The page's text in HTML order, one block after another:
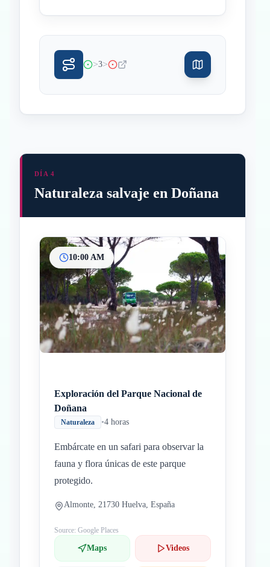
>3>
InicioParadas intermedias
Final
DÍA 4
Naturaleza salvaje en Doñana
10:00 AM
Exploración del Parque Nacional de
Doñana
Naturaleza •4 horas
Embárcate en un safari para observar la
fauna y flora únicas de este parque
protegido.
Almonte, 21730 Huelva, España
Source: Google Places
Maps Videos